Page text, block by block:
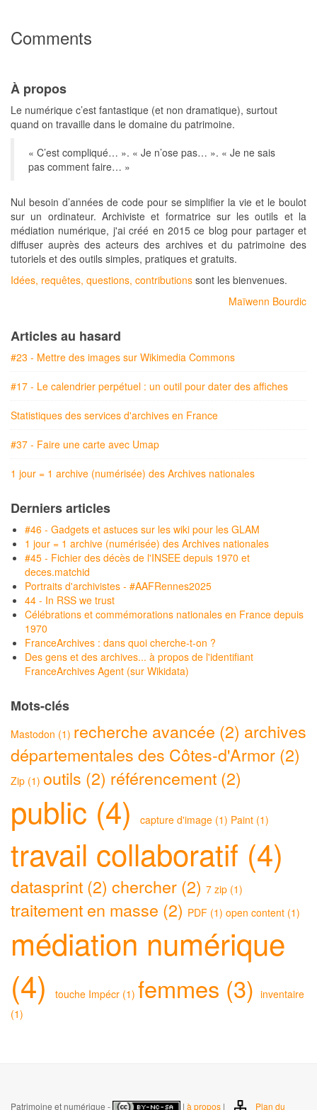
Comments
À propos
Le numérique c’est fantastique (et non dramatique), surtout
quand on travaille dans le domaine du patrimoine.
« C’est compliqué… ». « Je n’ose pas… ». « Je ne sais
pas comment faire… »
Nul besoin d’années de code pour se simplifier la vie et le boulot
sur un ordinateur. Archiviste et formatrice sur les outils et la
médiation numérique, j'ai créé en 2015 ce blog pour partager et
diffuser auprès des acteurs des archives et du patrimoine des
tutoriels et des outils simples, pratiques et gratuits.
Idées, requêtes, questions, contributions sont les bienvenues.
Maïwenn Bourdic
Articles au hasard
#23 - Mettre des images sur Wikimedia Commons
#17 - Le calendrier perpétuel : un outil pour dater des affiches
Statistiques des services d'archives en France
#37 - Faire une carte avec Umap
1 jour = 1 archive (numérisée) des Archives nationales
Derniers articles
#46 - Gadgets et astuces sur les wiki pour les GLAM
1 jour = 1 archive (numérisée) des Archives nationales
#45 - Fichier des décès de l'INSEE depuis 1970 et
deces.matchid
Portraits d'archivistes - #AAFRennes2025
44 - In RSS we trust
Célébrations et commémorations nationales en France depuis
1970
FranceArchives : dans quoi cherche-t-on ?
Des gens et des archives... à propos de l'identifiant
FranceArchives Agent (sur Wikidata)
Mots-clés
Mastodon (1) recherche avancée (2) archives
départementales des Côtes-d'Armor (2)
Zip (1) outils (2) référencement (2)
public (4) capture d'image (1) Paint (1)
travail collaboratif (4)
datasprint (2) chercher (2) 7 zip (1)
traitement en masse (2) PDF (1) open content (1)
médiation numérique
(4)
touche Impécr (1) femmes (3) inventaire
(1)
Patrimoine et numérique - | à propos | Plan du